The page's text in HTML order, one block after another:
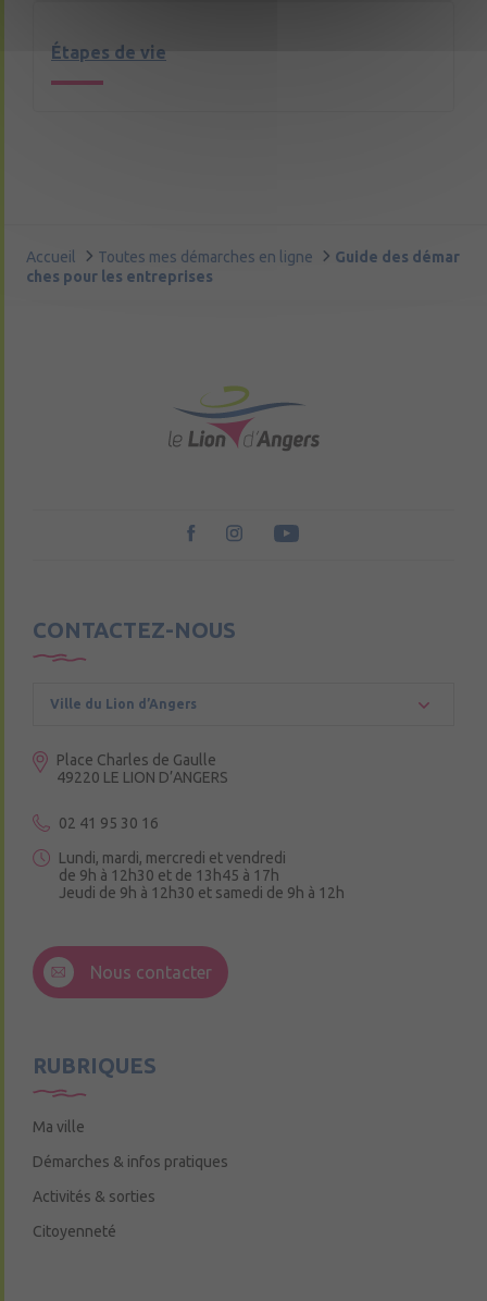
Étapes de vie
Accueil Toutes mes démarches en ligne
Guide des démar
ches pour les entreprises
CONTACTEZ-NOUS
Ville du Lion d’Angers
Place Charles de Gaulle
49220 LE LION D’ANGERS
02 41 95 30 16
Lundi, mardi, mercredi et vendredi
de 9h à 12h30 et de 13h45 à 17h
Jeudi de 9h à 12h30 et samedi de 9h à 12h
49220 Andigné
Nous contacter
RUBRIQUES
Ma ville
Démarches & infos pratiques
Activités & sorties
Citoyenneté